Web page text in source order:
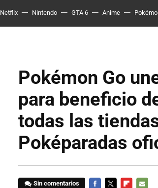
Netflix Nintendo GTA 6 Anime
Pokémon Go
para beneficio
todas las
Poképaradas
Sin comentarios